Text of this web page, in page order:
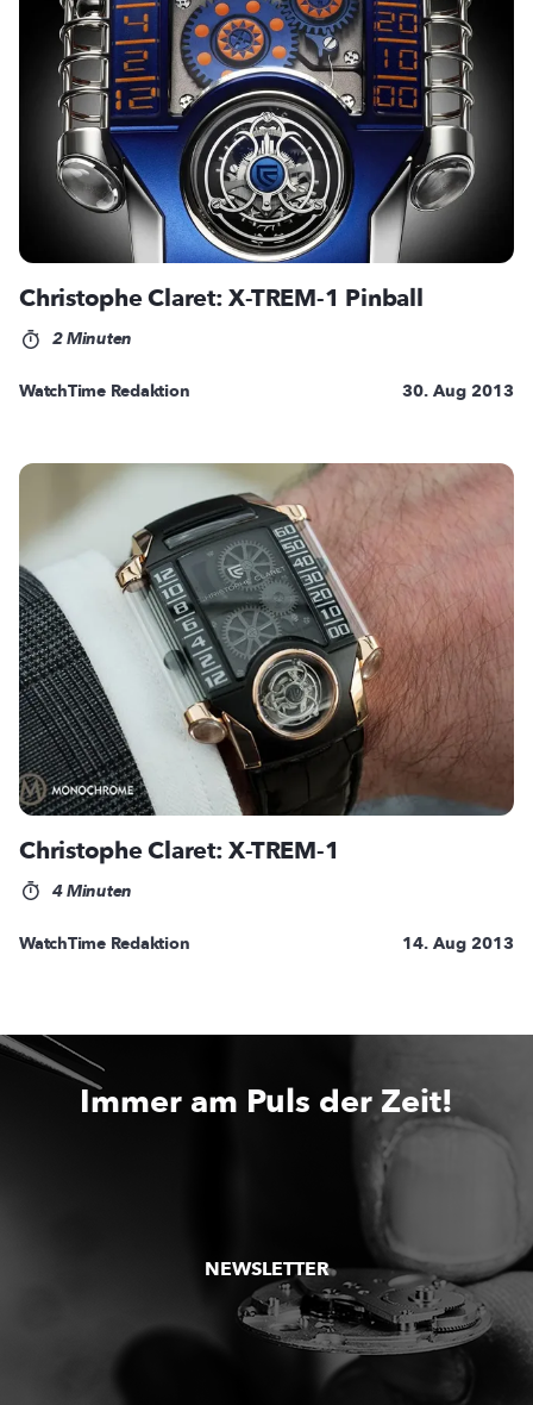
Christophe Claret: X-TREM-1 Pinball
2 Minuten
WatchTime Redaktion 30. Aug 2013
Christophe Claret: X-TREM-1
4 Minuten
WatchTime Redaktion 14. Aug 2013
Immer am Puls der Zeit!
NEWSLETTER